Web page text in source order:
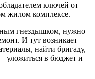
ключей от
жилом комплексе.
гнездышком, нужно
И тут возникает
найти бригаду,
уложиться в бюджет и